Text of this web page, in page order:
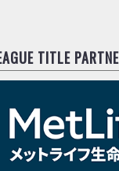
TITLE